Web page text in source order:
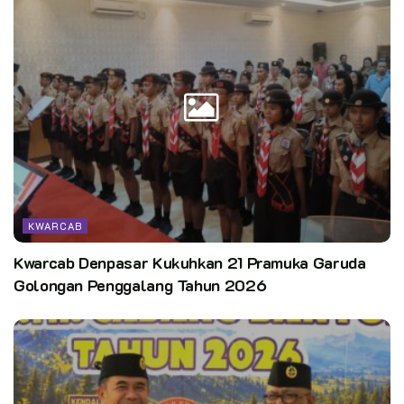
pelatihan ini, pesan saya untuk para peserta dapat membawa
nama baik Kwarcab Purbalingga di ajang Raimuna Daerah XIII
serta menjadi contoh positif bagi pramuka lainnya di
lingkungan masing-masing.” Pesan kak Fabil.
Pewarta: Anjar (Kwarcab Purbalingga)
Editor: Pusdatin Kwarnas
KWARCAB
Kwarcab Denpasar Kukuhkan 21 Pramuka Garuda
Golongan Penggalang Tahun 2026